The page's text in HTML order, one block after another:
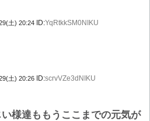
土) 20:24 ID:YqRtkkSM0NIKU
土) 20:26 ID:scrvVZe3dNIKU
様達ももうここまでの元気が